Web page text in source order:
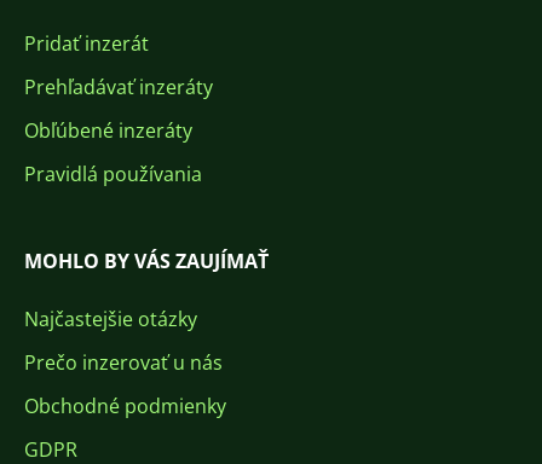
Pridať inzerát
Prehľadávať inzeráty
Obľúbené inzeráty
Pravidlá používania
MOHLO BY VÁS ZAUJÍMAŤ
Najčastejšie otázky
Prečo inzerovať u nás
Obchodné podmienky
GDPR